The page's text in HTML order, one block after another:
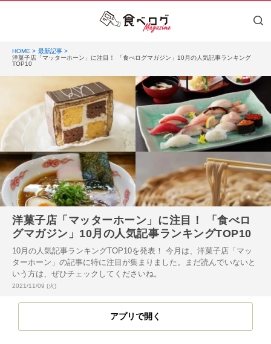
HOME
最新記事
洋菓子店「マッターホーン」に注目！ 「食べログマガジン」10月の人気記事ランキング
TOP10
洋菓子店「マッターホーン」に注目！ 「食べロ
グマガジン」10月の人気記事ランキングTOP10
10月の人気記事ランキングTOP10を発表！ 今月は、洋菓子店「マッ
ターホーン」の記事に特に注目が集まりました。まだ読んでいないと
いう方は、ぜひチェックしてくださいね。
投稿日:
2021/11/09 (火)
アプリで開く